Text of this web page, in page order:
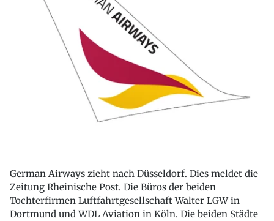
German Airways zieht nach Düsseldorf. Dies meldet die
Zeitung Rheinische Post. Die Büros der beiden
Tochterfirmen Luftfahrtgesellschaft Walter LGW in
Dortmund und WDL Aviation in Köln. Die beiden Städte